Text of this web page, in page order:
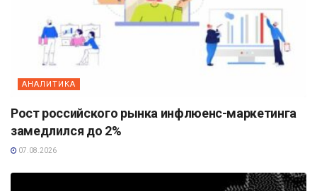
АНАЛИТИКА
Рост российского рынка инфлюенс-маркетинга
замедлился до 2%
07.08.2026